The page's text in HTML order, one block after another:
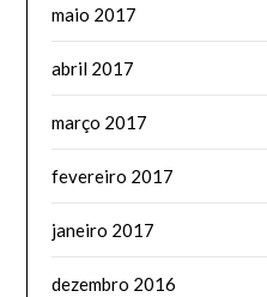
maio 2017
abril 2017
março 2017
fevereiro 2017
janeiro 2017
dezembro 2016